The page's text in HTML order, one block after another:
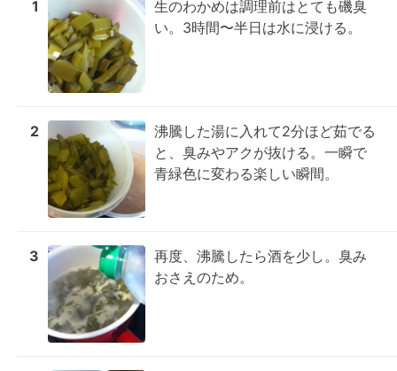
1
生のわかめは調理前はとても磯臭
い。3時間〜半日は水に浸ける。
2
沸騰した湯に入れて2分ほど茹でる
と、臭みやアクが抜ける。一瞬で
青緑色に変わる楽しい瞬間。
3
再度、沸騰したら酒を少し。臭み
おさえのため。